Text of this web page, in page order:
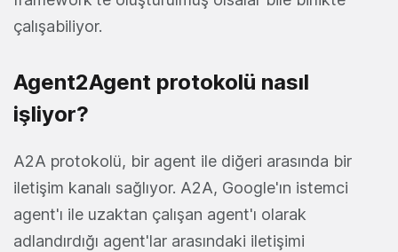
çalışabiliyor.
Agent2Agent protokolü nasıl
işliyor?
A2A protokolü, bir agent ile diğeri arasında bir
iletişim kanalı sağlıyor. A2A, Google'ın istemci
agent'ı ile uzaktan çalışan agent'ı olarak
adlandırdığı agent'lar arasındaki iletişimi